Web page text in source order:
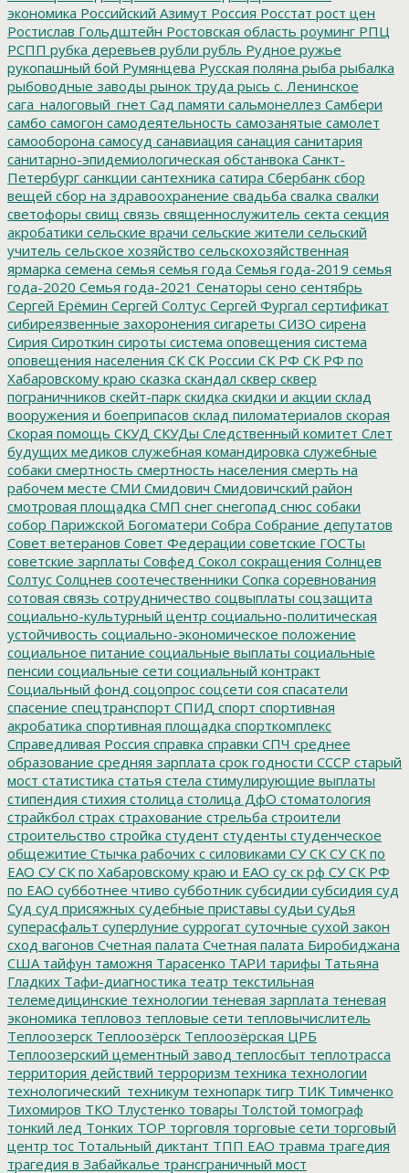
экономика Российский Азимут Россия Росстат рост цен
Ростислав Гольдштейн Ростовская область роуминг РПЦ
РСПП рубка деревьев рубли рубль Рудное ружье
рукопашный бой Румянцева Русская поляна рыба рыбалка
рыбоводные заводы рынок труда рысь с. Ленинское
сага_налоговый_гнет Сад памяти сальмонеллез Самбери
самбо самогон самодеятельность самозанятые самолет
самооборона самосуд санавиация санация санитария
санитарно-эпидемиологическая обстанвока Санкт-
Петербург санкции сантехника сатира Сбербанк сбор
вещей сбор на здравоохранение свадьба свалка свалки
светофоры свищ связь священнослужитель секта секция
акробатики сельские врачи сельские жители сельский
учитель сельское хозяйство сельскохозяйственная
ярмарка семена семья семья года Семья года-2019 семья
года-2020 Семья года-2021 Сенаторы сено сентябрь
Сергей Ерёмин Сергей Солтус Сергей Фургал сертификат
сибиреязвенные захоронения сигареты СИЗО сирена
Сирия Сироткин сироты система оповещения система
оповещения населения СК СК России СК РФ СК РФ по
Хабаровскому краю сказка скандал сквер сквер
пограничников скейт-парк скидка скидки и акции склад
вооружения и боеприпасов склад пиломатериалов скорая
Скорая помощь СКУД СКУДы Следственный комитет Слет
будущих медиков служебная командировка служебные
собаки смертность смертность населения смерть на
рабочем месте СМИ Смидович Смидовичский район
смотровая площадка СМП снег снегопад снюс собаки
собор Парижской Богоматери Собра Собрание депутатов
Совет ветеранов Совет Федерации советские ГОСТы
советские зарплаты Совфед Сокол сокращения Солнцев
Солтус Солцнев соотечественники Сопка соревнования
сотовая связь сотрудничество соцвыплаты соцзащита
социально-культурный центр социально-политическая
устойчивость социально-экономическое положение
социальное питание социальные выплаты социальные
пенсии социальные сети социальный контракт
Социальный фонд соцопрос соцсети соя спасатели
спасение спецтранспорт СПИД спорт спортивная
акробатика спортивная площадка спорткомплекс
Справедливая Россия справка справки СПЧ среднее
образование средняя зарплата срок годности СССР старый
мост статистика статья стела стимулирующие выплаты
стипендия стихия столица столица ДфО стоматология
страйкбол страх страхование стрельба строители
строительство стройка студент студенты студенческое
общежитие Стычка рабочих с силовиками СУ СК СУ СК по
ЕАО СУ СК по Хабаровскому краю и ЕАО су ск рф СУ СК РФ
по ЕАО субботнее чтиво субботник субсидии субсидия суд
Суд суд присяжных судебные приставы судьи судья
суперасфальт суперлуние суррогат суточные сухой закон
сход вагонов Счетная палата Счетная палата Биробиджана
США тайфун таможня Тарасенко ТАРИ тарифы Татьяна
Гладких Тафи-диагностика театр текстильная
телемедицинские технологии теневая зарплата теневая
экономика тепловоз тепловые сети тепловычислитель
Теплоозерск Теплоозёрск Теплоозёрская ЦРБ
Теплоозерский цементный завод теплосбыт теплотрасса
территория действий терроризм техника технологии
технологический_техникум технопарк тигр ТИК Тимченко
Тихомиров ТКО Тлустенко товары Толстой томограф
тонкий лед Тонких ТОР торговля торговые сети торговый
центр тос Тотальный диктант ТПП ЕАО травма трагедия
трагедия в Забайкалье трансграничный мост